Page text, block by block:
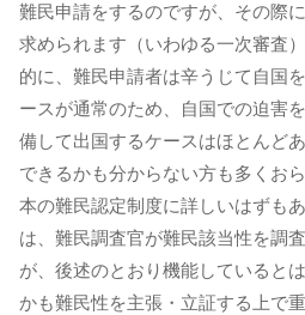
難民申請をするのですが、その際
求められます（いわゆる一次審査
的に、難民申請者は辛うじて自国
ースが通常のため、自国での迫害
備して出国するケースはほとんど
できるかも分からない方も多くお
本の難民認定制度に詳しいはずも
は、難民調査官が難民該当性を調
が、後述のとおり機能していると
かも難民性を主張・立証する上で